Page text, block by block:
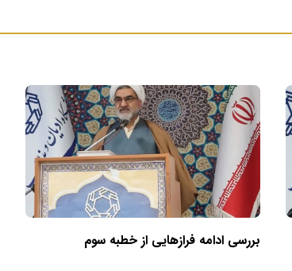
بررسی ادامه فرازهایی از خطبه سوم